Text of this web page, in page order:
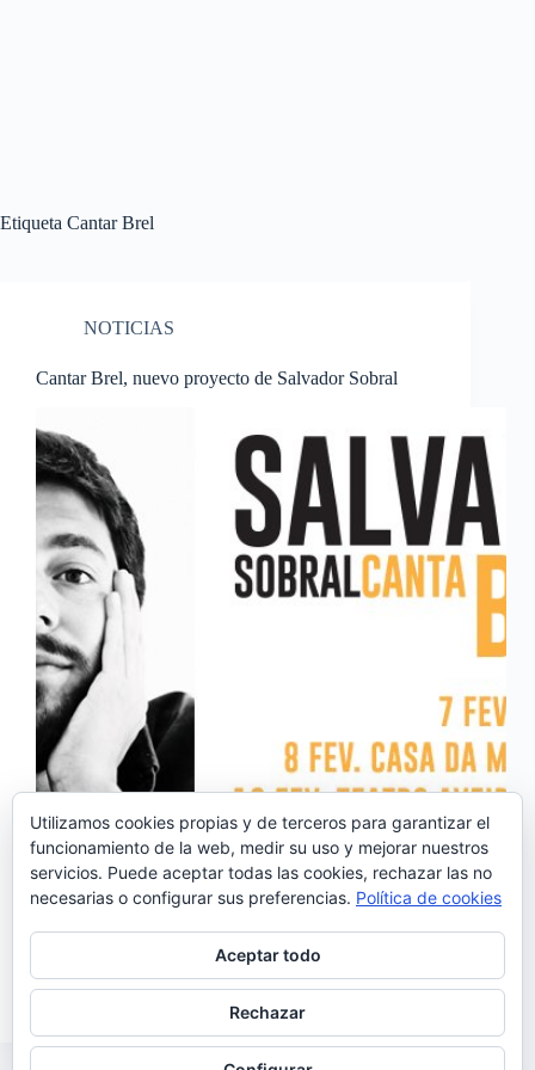
Etiqueta Cantar Brel
NOTICIAS
Cantar Brel, nuevo proyecto de Salvador Sobral
Salvador Sobral ha demostrado varias veces que es
un culo inquieto. Según acaba de empezar una
aventura musical, ya está maquinando la siguiente y
esto, para los que admiramos su versatilidad y su
enorme talento, es siempre un motivo de…
Noemí Sánchez
27/11/2019
Utilizamos cookies propias y de terceros para garantizar el
funcionamiento de la web, medir su uso y mejorar nuestros
servicios. Puede aceptar todas las cookies, rechazar las no
necesarias o configurar sus preferencias. Política de cookies
Aceptar todo
Rechazar